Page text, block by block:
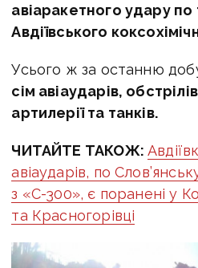
авіаракетного удару по
Авдіївського
Усього ж за останню
сім авіаударів,
артилерії та танків.
ЧИТАЙТЕ ТАКОЖ:
авіаударів, по
з «С-300», є поранені у
та Красногорівці